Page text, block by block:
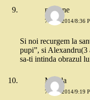
marlene
7 MAI 2014/8:36
Si noi recurgem la
pupi”, si Alexandru(3
sa-ti intinda obrazul
Magda
7 MAI 2014/9:19